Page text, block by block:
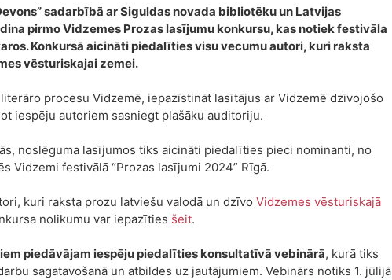
sadarbībā ar Siguldas novada bibliotēku un Latvijas
pirmo Vidzemes Prozas lasījumu konkursu, kas notiek festivāla
Konkursā aicināti piedalīties visu vecumu autori, kuri raksta
vēsturiskajai zemei.
procesu Vidzemē, iepazīstināt lasītājus ar Vidzemē dzīvojošo
iespēju autoriem sasniegt plašāku auditoriju.
noslēguma lasījumos tiks aicināti piedalīties pieci nominanti, no
Vidzemi festivālā “Prozas lasījumi 2024” Rīgā.
kuri raksta prozu latviešu valodā un dzīvo Vidzemes vēsturiskajā
nolikumu var iepazīties šeit.
piedāvājam iespēju piedalīties konsultatīvā vebinārā, kurā tiks
sagatavošanā un atbildes uz jautājumiem. Vebinārs notiks 1. jūlijā